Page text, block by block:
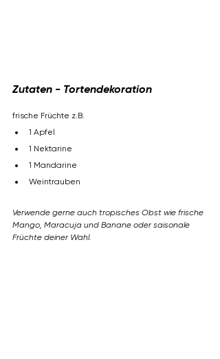
Zutaten - Tortendekoration
frische Früchte z.B.
1 Apfel
1 Nektarine
1 Mandarine
Weintrauben
Verwende gerne auch tropisches Obst wie frische
Mango, Maracuja und Banane oder saisonale
Früchte deiner Wahl.